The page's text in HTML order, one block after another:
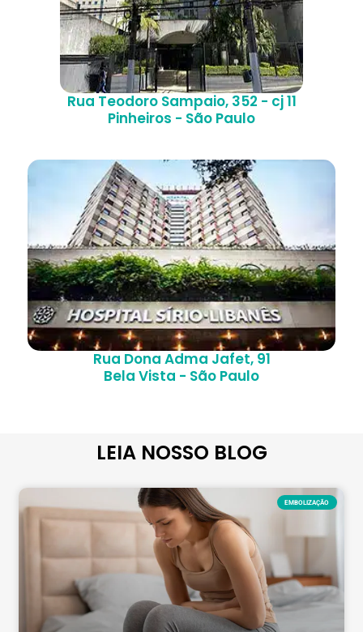
Rua Teodoro Sampaio, 352 - cj 11
Pinheiros - São Paulo
Rua Dona Adma Jafet, 91
Bela Vista - São Paulo
LEIA NOSSO BLOG
EMBOLIZAÇÃO